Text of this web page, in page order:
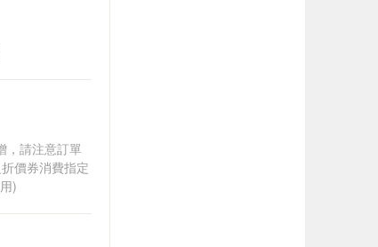
，請注意訂單
價券消費指定
)